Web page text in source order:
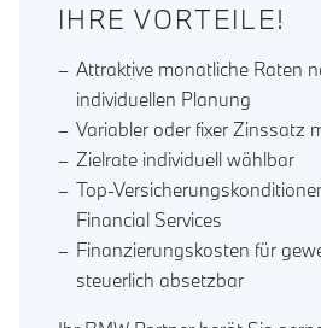
IHRE VORTEILE!
Attraktive monatliche Raten
individuellen Planung
Variabler oder fixer Zinssatz
Zielrate individuell wählbar
Top-
Financial Services
Finanzierungskosten für
steuerlich absetzbar